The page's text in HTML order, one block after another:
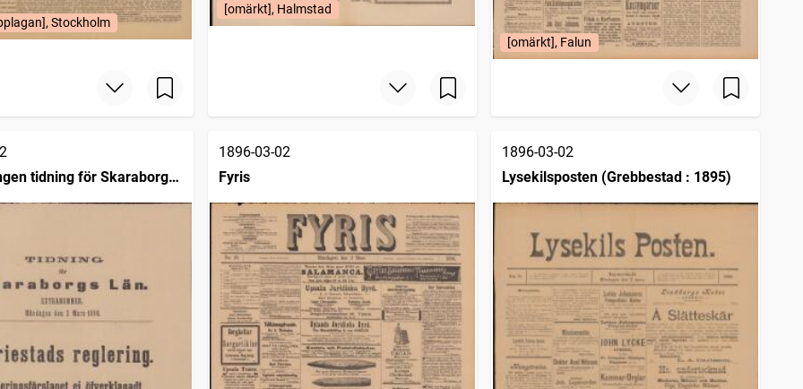
Stockholm
[omärkt], Halmstad
[omärkt], Falun
tidning för Skaraborgs
1896-03-02
Fyris
1896-03-02
Lysekilsposten (Grebbestad : 1895)